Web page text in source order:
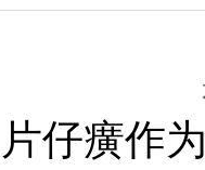
片仔癀作